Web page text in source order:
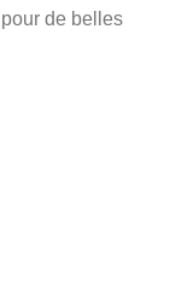
de belles